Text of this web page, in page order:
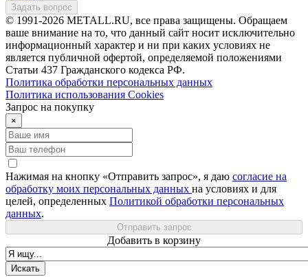
Задать вопрос
© 1991-2026 METALL.RU, все права защищены. Обращаем
ваше внимание на то, что данный сайт носит исключительно
информационный характер и ни при каких условиях не
является публичной офертой, определяемой положениями
Статьи 437 Гражданского кодекса РФ.
Политика обработки персональных данных
Политика использования Сookies
Запрос на покупку
×
Нажимая на кнопку «Отправить запрос», я даю согласие на
обработку моих персональных данных на условиях и для
целей, определенных Политикой обработки персональных
данных.
Отправить запрос
Добавить в корзину